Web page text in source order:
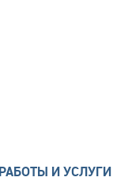
РАБОТЫ И УСЛУГИ